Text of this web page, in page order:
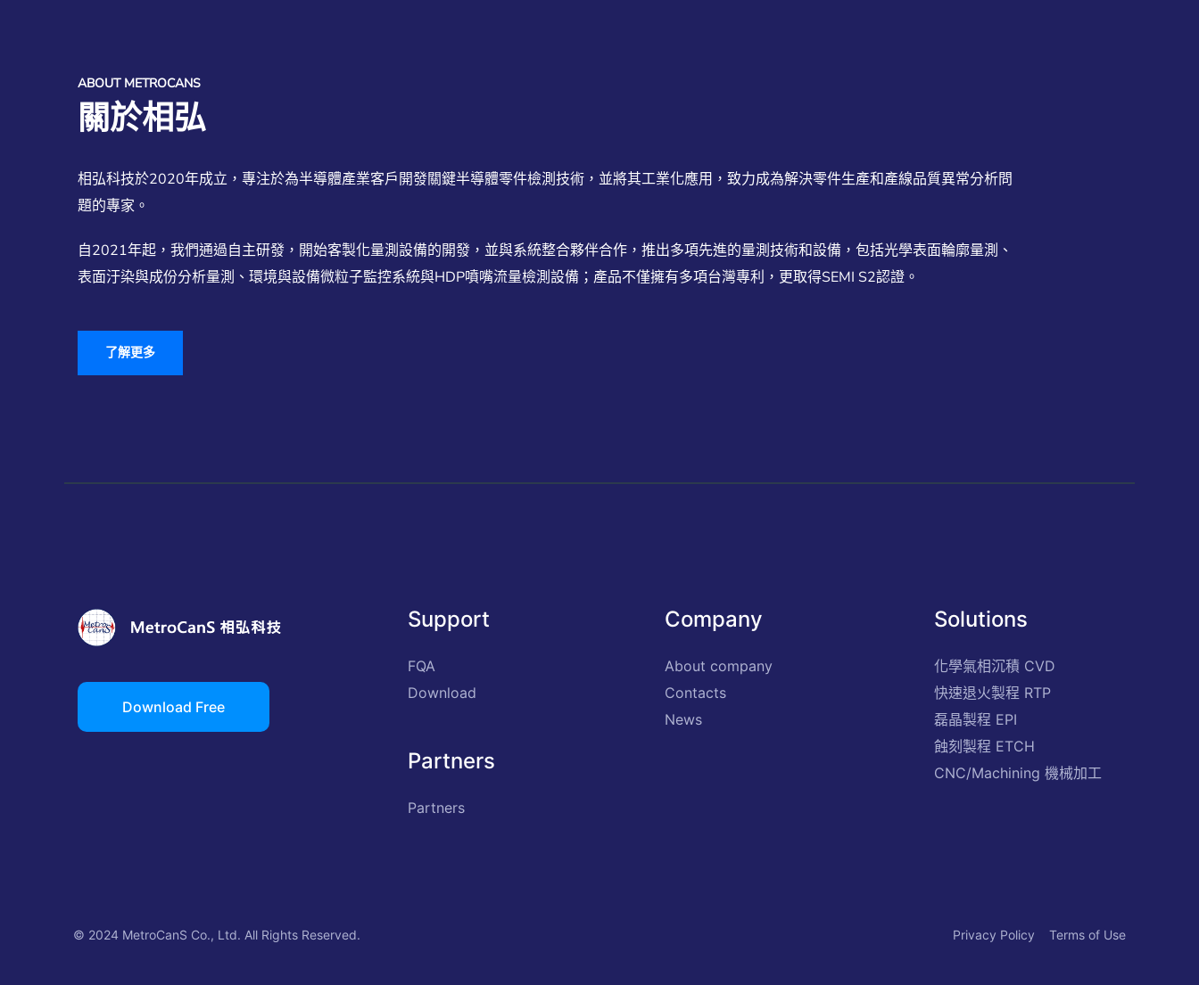
ABOUT METROCANS
關於相弘
相弘科技於2020年成立，專注於為半導體產業客戶開發關鍵半導體零件檢測技術，並將其工業化應用，致力成為解決零件生產和產線品質異常分析問
題的專家。
自2021年起，我們通過自主研發，開始客製化量測設備的開發，並與系統整合夥伴合作，推出多項先進的量測技術和設備，包括光學表面輪廓量測、
表面汙染與成份分析量測、環境與設備微粒子監控系統與HDP噴嘴流量檢測設備；產品不僅擁有多項台灣專利，更取得SEMI S2認證。
了解更多
Download Free
Support
FQA
Download
Partners
Partners
Company
About company
Contacts
News
Solutions
化學氣相沉積 CVD
快速退火製程 RTP
磊晶製程 EPI
蝕刻製程 ETCH
CNC/Machining 機械加工
© 2024 MetroCanS Co., Ltd. All Rights Reserved. Privacy Policy Terms of Use